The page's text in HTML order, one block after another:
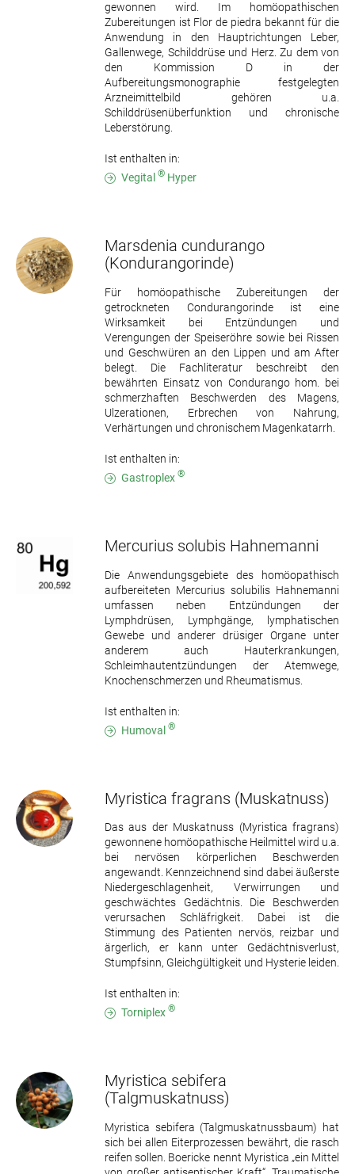
gewonnen wird. Im homöopathischen
Zubereitungen ist Flor de piedra bekannt für die
Anwendung in den Hauptrichtungen Leber,
Gallenwege, Schilddrüse und Herz. Zu dem von
den Kommission D in der
Aufbereitungsmonographie festgelegten
Arzneimittelbild gehören u.a.
Schilddrüsenüberfunktion und chronische
Leberstörung.
Ist enthalten in:
Vegital ® Hyper
Marsdenia cundurango
(Kondurangorinde)
Für homöopathische Zubereitungen der
getrockneten Condurangorinde ist eine
Wirksamkeit bei Entzündungen und
Verengungen der Speiseröhre sowie bei Rissen
und Geschwüren an den Lippen und am After
belegt. Die Fachliteratur beschreibt den
bewährten Einsatz von Condurango hom. bei
schmerzhaften Beschwerden des Magens,
Ulzerationen, Erbrechen von Nahrung,
Verhärtungen und chronischem Magenkatarrh.
Ist enthalten in:
Gastroplex ®
Mercurius solubis Hahnemanni
Die Anwendungsgebiete des homöopathisch
aufbereiteten Mercurius solubilis Hahnemanni
umfassen neben Entzündungen der
Lymphdrüsen, Lymphgänge, lymphatischen
Gewebe und anderer drüsiger Organe unter
anderem auch Hauterkrankungen,
Schleimhautentzündungen der Atemwege,
Knochenschmerzen und Rheumatismus.
Ist enthalten in:
Humoval ®
Myristica fragrans (Muskatnuss)
Das aus der Muskatnuss (Myristica fragrans)
gewonnene homöopathische Heilmittel wird u.a.
bei nervösen körperlichen Beschwerden
angewandt. Kennzeichnend sind dabei äußerste
Niedergeschlagenheit, Verwirrungen und
geschwächtes Gedächtnis. Die Beschwerden
verursachen Schläfrigkeit. Dabei ist die
Stimmung des Patienten nervös, reizbar und
ärgerlich, er kann unter Gedächtnisverlust,
Stumpfsinn, Gleichgültigkeit und Hysterie leiden.
Ist enthalten in:
Torniplex ®
Myristica sebifera
(Talgmuskatnuss)
Myristica sebifera (Talgmuskatnussbaum) hat
sich bei allen Eiterprozessen bewährt, die rasch
reifen sollen. Boericke nennt Myristica „ein Mittel